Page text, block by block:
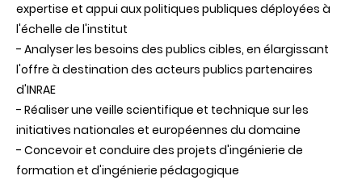
expertise et appui aux politiques publiques déployées à
l'échelle de l'institut
- Analyser les besoins des publics cibles, en élargissant
l'offre à destination des acteurs publics partenaires
d'INRAE
- Réaliser une veille scientifique et technique sur les
initiatives nationales et européennes du domaine
- Concevoir et conduire des projets d'ingénierie de
formation et d'ingénierie pédagogique